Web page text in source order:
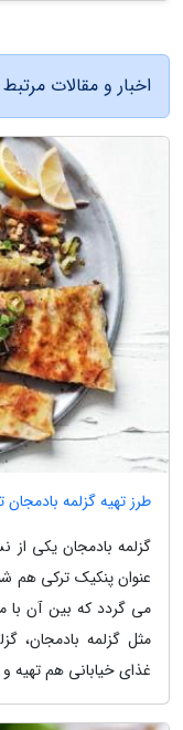
اخبار و مقالات مرتبط
طرز تهیه گزلمه
گزلمه بادمجان یکی
عنوان پنکیک ترکی هم
می گردد که بین آن با
مثل گزلمه بادمجان،
غذای خیابانی هم